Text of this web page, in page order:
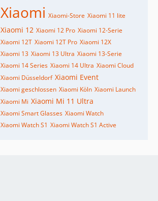
Xiaomi Xiaomi-Store Xiaomi 11 lite
Xiaomi 12 Xiaomi 12 Pro Xiaomi 12-Serie
Xiaomi 12T Xiaomi 12T Pro Xiaomi 12X
Xiaomi 13 Xiaomi 13 Ultra Xiaomi 13-Serie
Xiaomi 14 Series Xiaomi 14 Ultra Xiaomi Cloud
Xiaomi Düsseldorf Xiaomi Event
Xiaomi geschlossen Xiaomi Köln Xiaomi Launch
Xiaomi Mi Xiaomi Mi 11 Ultra
Xiaomi Smart Glasses Xiaomi Watch
Xiaomi Watch S1 Xiaomi Watch S1 Active